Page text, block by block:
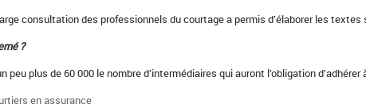
consultation des professionnels du courtage a permis d’élaborer les
?
peu plus de 60 000 le nombre d’intermédiaires qui auront l’obligation
en assurance